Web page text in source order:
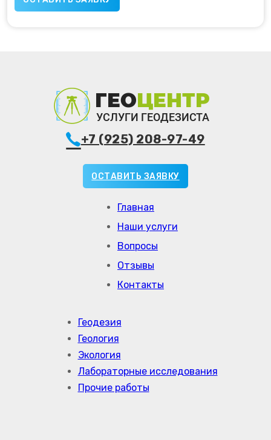
Главная
Наши услуги
Вопросы
Отзывы
Контакты
Геодезия
Геология
Экология
Лабораторные исследования
Прочие работы
+7 (925) 208-97-49
ОСТАВИТЬ ЗАЯВКУ